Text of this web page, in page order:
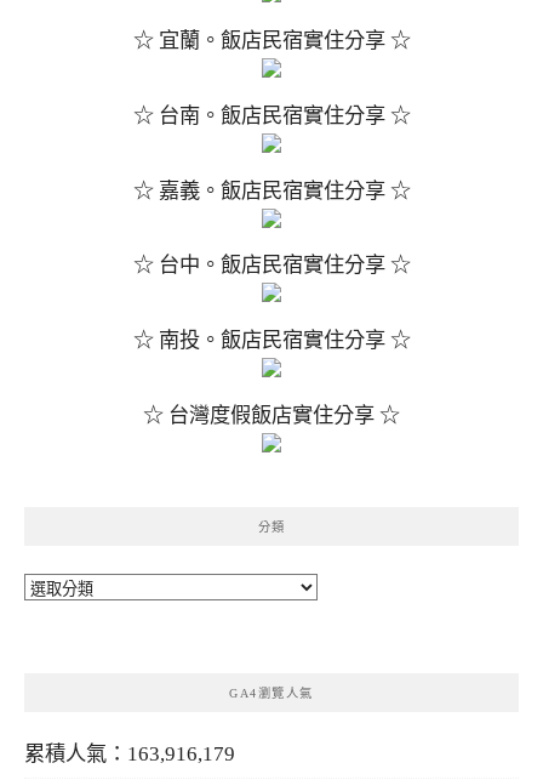
☆ 宜蘭。飯店民宿實住分享 ☆
☆ 台南。飯店民宿實住分享 ☆
☆ 嘉義。飯店民宿實住分享 ☆
☆ 台中。飯店民宿實住分享 ☆
☆ 南投。飯店民宿實住分享 ☆
☆ 台灣度假飯店實住分享 ☆
分類
分
GA4瀏覽人氣
累積人氣：163,916,179